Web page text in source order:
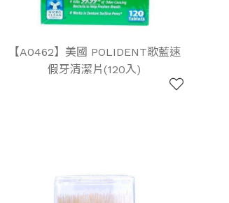
【A0462】美國 POLIDENT歌藍速
假牙清潔片(120入)